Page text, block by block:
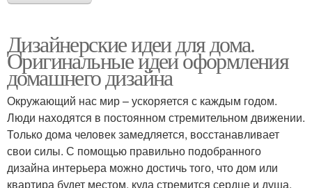
Дизайнерские идеи для дома.
Оригинальные идеи оформления
домашнего дизайна
Окружающий нас мир – ускоряется с каждым годом.
Люди находятся в постоянном стремительном движении.
Только дома человек замедляется, восстанавливает
свои силы. С помощью правильно подобранного
дизайна интерьера можно достичь того, что дом или
квартира будет местом, куда стремится сердце и душа.